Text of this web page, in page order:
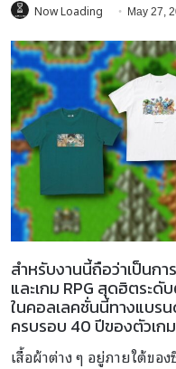
Now Loading May 27,
สำหรับงานนี้ถือว่าเป็นก
และเกม RPG สุดฮิตระ
ในคอลเลคชั่นนี้ทางแบร
ครบรอบ 40 ปีของตัวเกม
เสื้อผ้าต่าง ๆ อยู่ภายใต้ข